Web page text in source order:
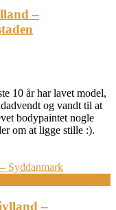
–
10 år har lavet model,
og vandt til at
bodypaintet nogle
om at ligge stille :).
–